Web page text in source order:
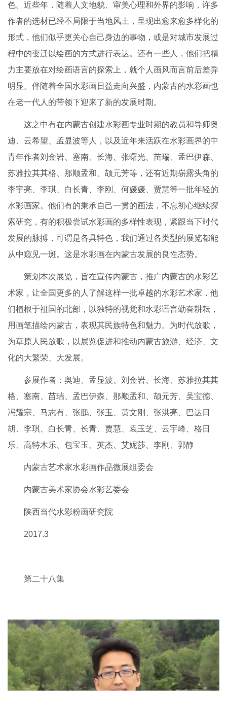
色。近些年，随着人文地貌、审美心理和外界的影响，许多
作者的选材已经不局限于当地风土，呈现出愈来愈多样化的
形式，他们似乎更关心自己身边的事物，或是对城市发展过
程中的变迁以绘画的方式进行表达。还有一些人，他们把精
力主要放在对绘画语言的探索上，就个人画风而言前后差异
明显。伴随着全国水彩画日益走向兴盛，内蒙古的水彩画也
在老一代人的带领下迎来了新的发展时期。
这之中有在内蒙古创建水彩画专业时期的教员和导师奥
迪、云希望、孟显波等人，以及近年来活跃在水彩画界的中
青年作者刘金岩、塞南、长海、张曙光、苗瑞、孟巴伊森、
苏雅拉其其格、那顺孟和、颉元芳等，还有近期崭露头角的
李宇亮、李琪、白长青、李刚、何媛媛、贾慧等一批年轻的
水彩画家。他们有的秉承自己一贯的画法，不忘初心继续探
索研究，有的积极尝试水彩画的多样性表现，紧跟当下时代
发展的脉搏，可谓是各具特色，我们通过各类型的展览都能
从中窥见一斑。这是水彩画在内蒙古发展的良性态势。
策划本次展览，旨在宣传内蒙古，推广内蒙古的水彩艺
术家，让全国更多的人了解这样一批卓越的水彩艺术家，他
们植根于祖国的北部，以独特的视觉和水彩语言勤奋耕耘，
用画笔描绘内蒙古，表现其民族特色和魅力。为时代放歌，
为草原人民放歌，以展览促进和推动内蒙古旅游、经济、文
化的大繁荣、大发展。
参展作者：奥迪、孟显波、刘金岩、长海、苏雅拉其其
格、塞南、苗瑞、孟巴伊森、那顺孟和、颉元芳、吴宝德、
冯耀宗、马志有、张鹏、张玉、黄文刚、张洪亮、巴达日
胡、李琪、白长青、长青、贾慧、袁玉芝、云宇峰、格日
乐、高特木乐、包宝玉、英杰、艾妮莎、李刚、郭静
内蒙古艺术家水彩画作品微展组委会
内蒙古美术家协会水彩艺委会
陕西当代水彩粉画研究院
2017.3
第二十八集